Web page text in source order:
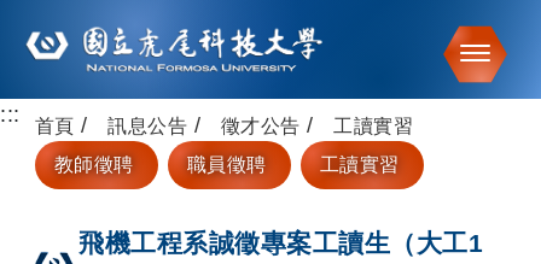
跳到主要內容
::: 首頁 訊息公告 徵才公告
工讀實習
教師徵聘
職員徵聘 工讀實習
飛機工程系誠徵專案工讀生（大工1